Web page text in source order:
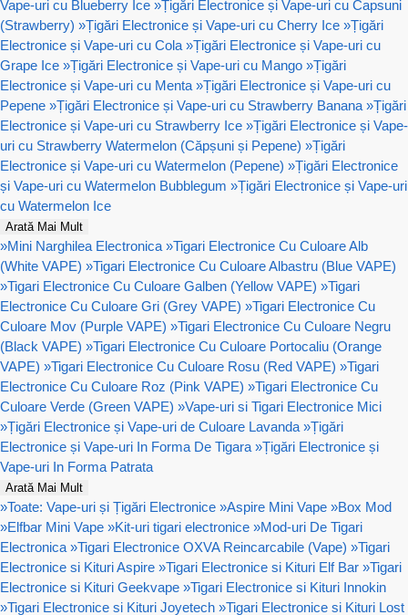
Vape-uri cu Blueberry Ice »Țigări Electronice și Vape-uri cu Capsuni
(Strawberry) »Țigări Electronice și Vape-uri cu Cherry Ice »Țigări
Electronice și Vape-uri cu Cola »Țigări Electronice și Vape-uri cu
Grape Ice »Țigări Electronice și Vape-uri cu Mango »Țigări
Electronice și Vape-uri cu Menta »Țigări Electronice și Vape-uri cu
Pepene »Țigări Electronice și Vape-uri cu Strawberry Banana »Țigări
Electronice și Vape-uri cu Strawberry Ice »Țigări Electronice și Vape-
uri cu Strawberry Watermelon (Căpșuni și Pepene) »Țigări
Electronice și Vape-uri cu Watermelon (Pepene) »Țigări Electronice
și Vape-uri cu Watermelon Bubblegum »Țigări Electronice și Vape-uri
cu Watermelon Ice
Arată Mai Mult
»Mini Narghilea Electronica »Tigari Electronice Cu Culoare Alb
(White VAPE) »Tigari Electronice Cu Culoare Albastru (Blue VAPE)
»Tigari Electronice Cu Culoare Galben (Yellow VAPE) »Tigari
Electronice Cu Culoare Gri (Grey VAPE) »Tigari Electronice Cu
Culoare Mov (Purple VAPE) »Tigari Electronice Cu Culoare Negru
(Black VAPE) »Tigari Electronice Cu Culoare Portocaliu (Orange
VAPE) »Tigari Electronice Cu Culoare Rosu (Red VAPE) »Tigari
Electronice Cu Culoare Roz (Pink VAPE) »Tigari Electronice Cu
Culoare Verde (Green VAPE) »Vape-uri si Tigari Electronice Mici
»Țigări Electronice și Vape-uri de Culoare Lavanda »Țigări
Electronice și Vape-uri In Forma De Tigara »Țigări Electronice și
Vape-uri In Forma Patrata
Arată Mai Mult
»Toate: Vape-uri și Țigări Electronice »Aspire Mini Vape »Box Mod
»Elfbar Mini Vape »Kit-uri tigari electronice »Mod-uri De Tigari
Electronica »Tigari Electronice OXVA Reincarcabile (Vape) »Tigari
Electronice si Kituri Aspire »Tigari Electronice si Kituri Elf Bar »Tigari
Electronice si Kituri Geekvape »Tigari Electronice si Kituri Innokin
»Tigari Electronice si Kituri Joyetech »Tigari Electronice si Kituri Lost